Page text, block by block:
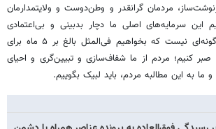
مردمان گرانقدر و وطن‌دوست و ولایتمدارمان
این سرمایه‌های اصلی ما دچار بدبینی و بی‌اعتمادی
شوند؛ اکنون شرایط به گونه‌ای نیست که بخواهیم فی‌المثل بالغ بر ۵ ماه برای
کنیم؛ مردم از ما شفاف‌سازی و تبیین‌گری و احیای
به این مطالبه مردم، باید لبیک بگوییم.